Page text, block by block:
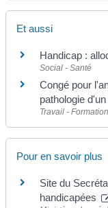
Et aussi
Handicap :
Social - Santé
Congé pour
pathologie
Travail - Formation
Pour en savoir plus
Site du
handicapées